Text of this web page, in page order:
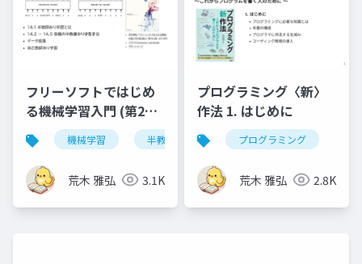
フリーソフトではじめ
る機械学習入門 (第2版)
第14章機械学習 半教師あり学習
荒木 雅弘 3.1K
プログラミング〈新〉
作法 1. はじめに
プログラミング
荒木 雅弘 2.8K